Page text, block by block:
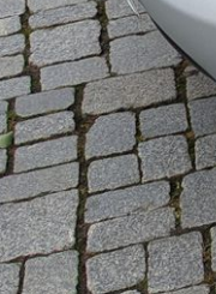
Aktionen
Galerie
Anfahrt / Parken